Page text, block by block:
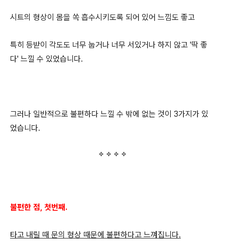
시트의 형상이 몸을 쏙 흡수시키도록 되어 있어 느낌도 좋고
특히 등받이 각도도 너무 눕거나 너무 서있거나 하지 않고 '딱 좋
다' 느낄 수 있었습니다.
그러나 일반적으로 불편하다 느낄 수 밖에 없는 것이 3가지가 있
었습니다.
불편한 점, 첫번째.
타고 내릴 때 문의 형상 때문에 불편하다고 느껴집니다.